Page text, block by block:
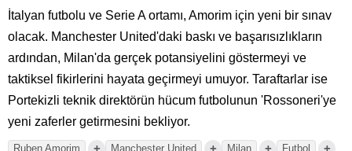
İtalyan futbolu ve Serie A ortamı, Amorim için yeni bir sınav
olacak. Manchester United'daki baskı ve başarısızlıkların
ardından, Milan'da gerçek potansiyelini göstermeyi ve
taktiksel fikirlerini hayata geçirmeyi umuyor. Taraftarlar ise
Portekizli teknik direktörün hücum futbolunun 'Rossoneri'ye
yeni zaferler getirmesini bekliyor.
Ruben Amorim Manchester United Milan Futbol